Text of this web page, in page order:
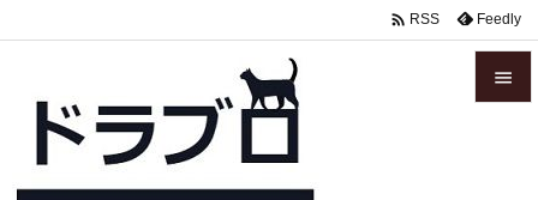

 RSS Feedly